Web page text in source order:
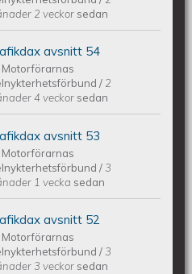
2 veckor sedan
54
avsnitt 54
Motorförarnas
/ 2
4 veckor sedan
53
avsnitt 53
Motorförarnas
/3
1 vecka sedan
52
avsnitt 52
Motorförarnas
/3
3 veckor sedan